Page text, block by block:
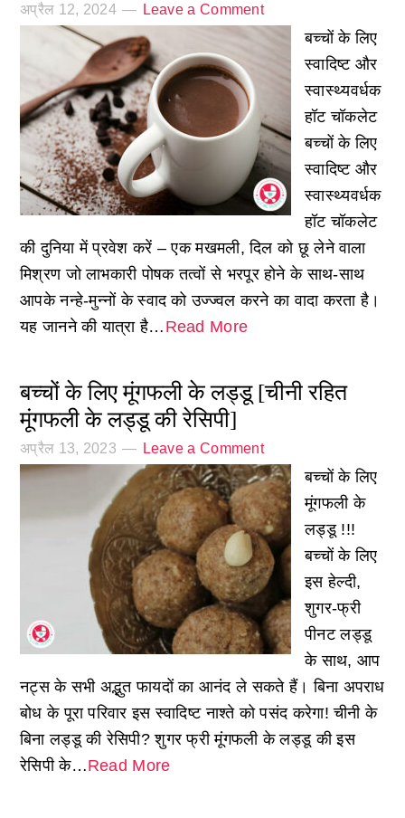
अप्रैल 12, 2024 Leave a Comment
बच्चों के लिए
स्वादिष्ट और
स्वास्थ्यवर्धक
हॉट चॉकलेट
बच्चों के लिए
स्वादिष्ट और
स्वास्थ्यवर्धक
हॉट चॉकलेट
की दुनिया में प्रवेश करें – एक मखमली, दिल को छू लेने वाला
मिश्रण जो लाभकारी पोषक तत्वों से भरपूर होने के साथ-साथ
आपके नन्हे-मुन्नों के स्वाद को उज्ज्वल करने का वादा करता है।
यह जानने की यात्रा है… Read More
बच्चों के लिए मूंगफली के लड्डू [चीनी रहित
मूंगफली के लड्डू की रेसिपी]
अप्रैल 13, 2023 Leave a Comment
बच्चों के लिए
मूंगफली के
लड्डू !!!
बच्चों के लिए
इस हेल्दी,
शुगर-फ्री
पीनट लड्डू
के साथ, आप
नट्स के सभी अद्भुत फायदों का आनंद ले सकते हैं। बिना अपराध
बोध के पूरा परिवार इस स्वादिष्ट नाश्ते को पसंद करेगा! चीनी के
बिना लड्डू की रेसिपी? शुगर फ्री मूंगफली के लड्डू की इस
रेसिपी के…Read More